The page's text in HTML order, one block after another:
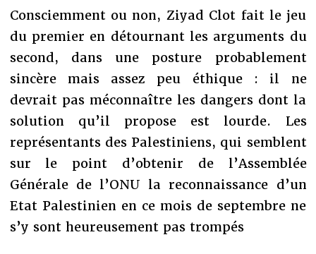
Consciemment ou non, Ziyad Clot fait le jeu
du premier en détournant les arguments du
second, dans une posture probablement
sincère mais assez peu éthique : il ne
devrait pas méconnaître les dangers dont la
solution qu’il propose est lourde. Les
représentants des Palestiniens, qui semblent
sur le point d’obtenir de l’Assemblée
Générale de l’ONU la reconnaissance d’un
Etat Palestinien en ce mois de septembre ne
s’y sont heureusement pas trompés